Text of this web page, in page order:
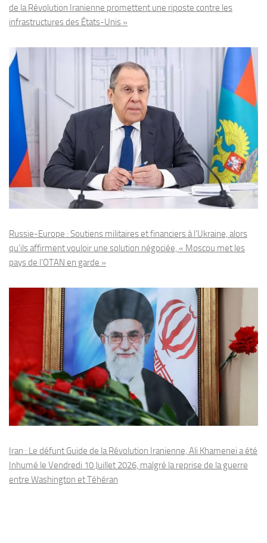
de la Révolution Iranienne promettent une riposte contre les
infrastructures des États-Unis »
Russie-Europe : Soutiens militaires et financiers à l’Ukraine, alors
qu’ils affirment vouloir une solution négociée, « Moscou met les
pays de l’OTAN en garde »
Iran : Le défunt Guide de la Révolution Iranienne, Ali Khamenei a été
Inhumé le Vendredi 10 Juillet 2026, malgré la reprise de la guerre
entre Washington et Téhéran